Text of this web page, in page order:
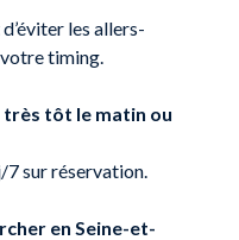
les allers-
timing.
tôt le matin ou
7 sur réservation.
en Seine-et-